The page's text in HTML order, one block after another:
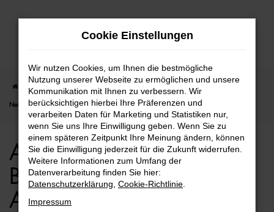
Zum
Startseite Bremen Audi Audi A6 Allroad Audi A6 Allroad für Bremen
Neuwagen Top Angebote
Audi A6 Allroad für
Bremen Neuwagen Top
Angebote
Cookie Einstellungen
Wir nutzen Cookies, um Ihnen die bestmögliche
Nutzung unserer Webseite zu ermöglichen und unsere
Kommunikation mit Ihnen zu verbessern. Wir
berücksichtigen hierbei Ihre Präferenzen und
verarbeiten Daten für Marketing und Statistiken nur,
wenn Sie uns Ihre Einwilligung geben. Wenn Sie zu
einem späteren Zeitpunkt Ihre Meinung ändern, können
Sie die Einwilligung jederzeit für die Zukunft widerrufen.
Weitere Informationen zum Umfang der
Datenverarbeitung finden Sie hier:
Datenschutzerklärung Cookie-Richtlinie
Impressum